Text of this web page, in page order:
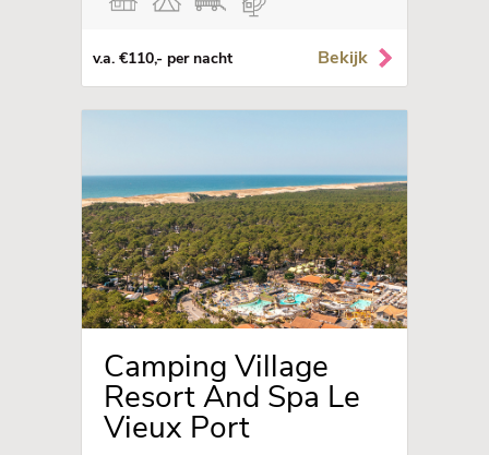
v.a. €110,- per nacht Bekijk
Camping Village
Resort And Spa Le
Vieux Port